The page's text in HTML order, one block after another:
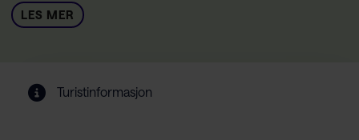
LES MER
Turistinformasjon